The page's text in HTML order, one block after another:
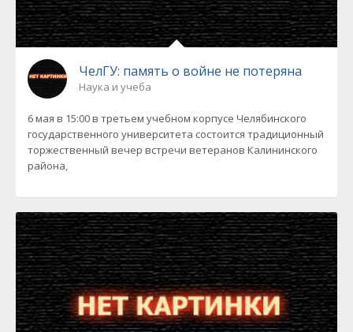
ЧелГУ: память о войне не потеряна
Наука и учеба
6 мая в 15:00 в третьем учебном корпусе Челябинского
государственного университета состоится традиционный
торжественный вечер встречи ветеранов Калининского
района,